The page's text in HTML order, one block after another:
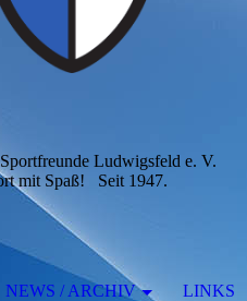
Ludwigsfeld e. V.
mit Spaß! Seit 1947.
NEWS / ARCHIV LINKS